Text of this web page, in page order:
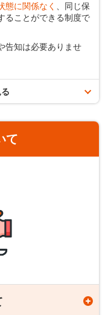
、保険契約は保険期
の満年齢および更新時
～50歳
～70歳
～80歳
場合
態に関係なく
、同じ保
ることができる制度で
告知は必要ありませ
日）の年齢が89歳以
、更新時の年齢で保険
て